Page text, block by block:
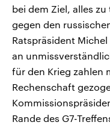
bei dem Ziel, alles
gegen den
Ratspräsident
an
für den Krieg zahlen
Rechenschaft
Rande des G7-